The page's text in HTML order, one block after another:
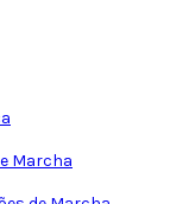
Marcha